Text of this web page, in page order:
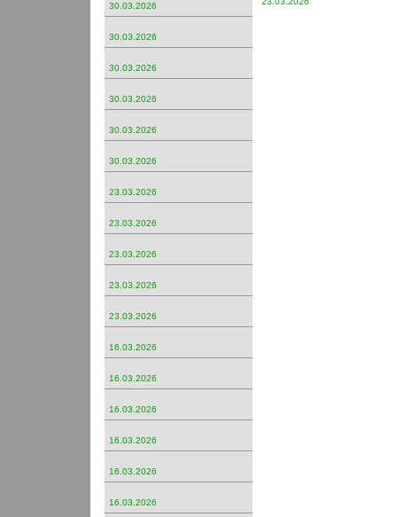
30.03.2026
30.03.2026
30.03.2026
30.03.2026
30.03.2026
30.03.2026
23.03.2026
23.03.2026
23.03.2026
23.03.2026
23.03.2026
16.03.2026
16.03.2026
16.03.2026
16.03.2026
16.03.2026
16.03.2026